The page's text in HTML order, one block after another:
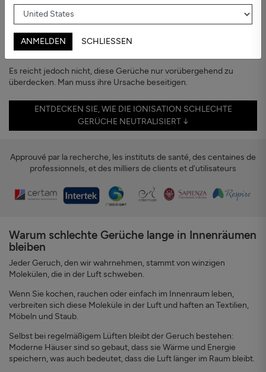
Gerüche neigen dazu, hartnäckig zu sein.
neuen Möbeln stammen, sie können einen Raum stickig oder
unangenehm machen, selbst wenn alles sauber erscheint.
Es reicht jedoch nicht, diese Gerüche nur vorübergehend zu
überdecken. Man muss ihre Ursache beseitigen.
ENTDECKEN SIE, WIE DIE IONISATION SCHLECHTE
GERÜCHE NEUTRALISIERT ↓
Approuvé par la recherche, les instituts de santé, des centaines de
professionnels, et des milliers de clients et d'utilisateurs
Warum schlechte Gerüche lange in Innenräumen
bleiben
Jeder Geruch, den wir wahrnehmen, stammt von winzigen
Molekülen, die in der Luft schweben.
Wenn Sie kochen, rauchen oder einfach im Innenraum leben,
verbreiten sich diese Moleküle in der Luft und haften an Textilien,
Möbeln und Staub.
Selbst bei regelmäßigem Lüften bleibt der Geruch bestehen:
Moderne Häuser sind so gebaut, dass sie Wärme und Energie
speichern, was auch bedeutet, dass die Luft länger im Raum bleibt.
ANMELDEN SCHLIESSEN